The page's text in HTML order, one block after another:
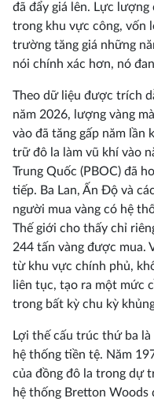
đã đẩy giá lên. Lực
trong khu vực công, vốn
trường tăng giá những
nói chính xác hơn, nó
Theo dữ liệu được trích
năm 2026, lượng vàng
vào đã tăng gấp năm lần
trữ đô la làm vũ khí vào
Trung Quốc (PBOC) đã
tiếp. Ba Lan, Ấn Độ và
người mua vàng có hệ
Thế giới cho thấy chỉ
244 tấn vàng được mua.
từ khu vực chính phủ,
liên tục, tạo ra một mức
trong bất kỳ chu kỳ
Lợi thế cấu trúc thứ ba
hệ thống tiền tệ. Năm
của đồng đô la trong dự
hệ thống Bretton Woods